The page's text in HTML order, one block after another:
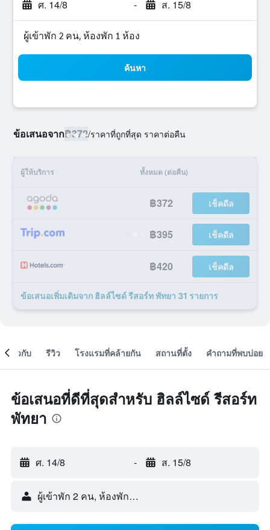
ศ. 14/8 - ส. 15/8
ผู้เข้าพัก 2 คน, ห้องพัก 1 ห้อง
ค้นหา
ข้อเสนอจาก฿372/ราคาที่ถูกที่สุด ราคาต่อคืน
ผู้ให้บริการ ทั้งหมด (ต่อคืน)
฿372 เช็คดีล
฿395 เช็คดีล
฿420 เช็คดีล
ข้อเสนอเพิ่มเติมจาก ฮิลล์ไซด์ รีสอร์ท พัทยา 31 รายการ
เกี่ยวกับ รีวิว โรงแรมที่คล้ายกัน สถานที่ตั้ง คำถามที่พบบ่อย
ข้อเสนอที่ดีที่สุดสำหรับ ฮิลล์ไซด์ รีสอร์ท
พัทยา
ศ. 14/8 - ส. 15/8
ผู้เข้าพัก 2 คน, ห้องพัก 1 ห้อง